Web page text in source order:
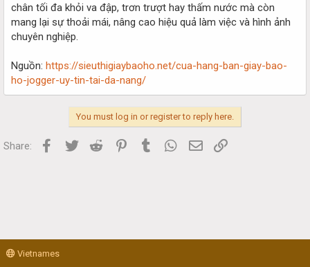
chân tối đa khỏi va đập, trơn trượt hay thấm nước mà còn
mang lại sự thoải mái, nâng cao hiệu quả làm việc và hình ảnh
chuyên nghiệp.
Nguồn: https://sieuthigiaybaoho.net/cua-hang-ban-giay-bao-
ho-jogger-uy-tin-tai-da-nang/
You must log in or register to reply here.
Share: Facebook
Twitter Reddit PinterestTumblr WhatsApp
Email
Vietnames